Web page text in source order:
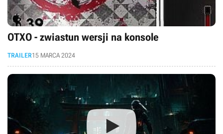
OTXO - zwiastun wersji na konsole
TRAILER15 MARCA 2024